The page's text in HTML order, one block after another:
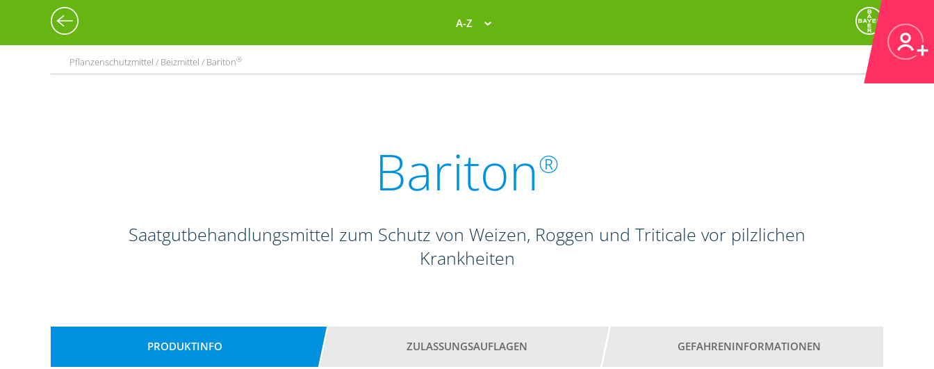
A-Z
Pflanzenschutzmittel / Beizmittel / Bariton®
Bariton®
Saatgutbehandlungsmittel zum Schutz von Weizen, Roggen und Triticale vor pilzlichen
Krankheiten
PRODUKTINFO ZULASSUNGSAUFLAGEN GEFAHRENINFORMATIONEN